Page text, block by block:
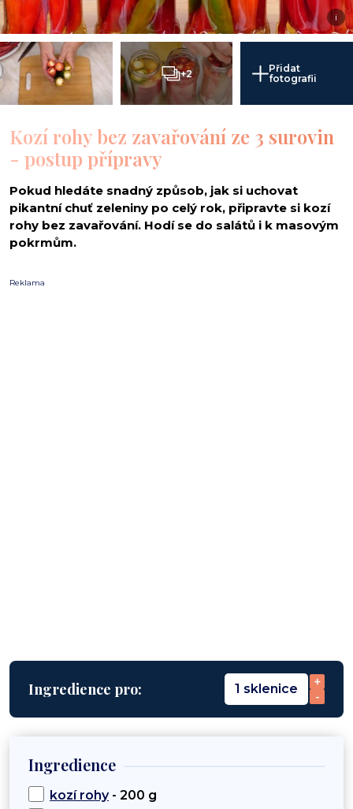
i
+2
Přidat
fotografii
Kozí rohy bez zavařování ze 3 surovin
- postup přípravy
Pokud hledáte snadný způsob, jak si uchovat
pikantní chuť zeleniny po celý rok, připravte si kozí
rohy bez zavařování. Hodí se do salátů i k masovým
pokrmům.
Reklama
Ingredience pro: 1 sklenice
+
-
Ingredience
kozí rohy- 200 g